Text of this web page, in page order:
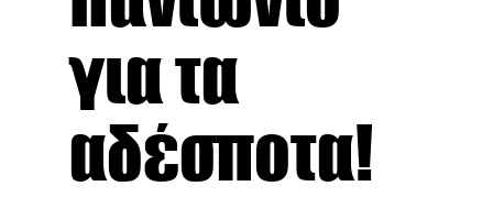
για τα
αδέσποτα!